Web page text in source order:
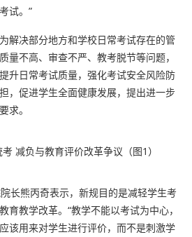
试。”
解决部分地方和学校日常考试存在的管
量不高、审查不严、教考脱节等问题，
升日常考试质量，强化考试安全风险防
，促进学生全面健康发展，提出进一步
求。
长熊丙奇表示，新规目的是减轻学生考
育教学改革。“教学不能以考试为中心，
该用来对学生进行评价，而不是刺激学